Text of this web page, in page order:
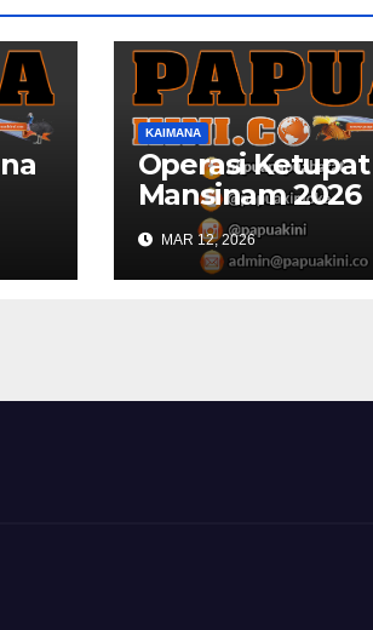
KAIMANA
Operasi Ketupat
Mansinam 2026
Kaimana
150 Personil
Gabungan
MAR 12, 2026